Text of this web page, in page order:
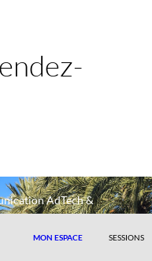
AdTech &
MON ESPACE SESSIONS